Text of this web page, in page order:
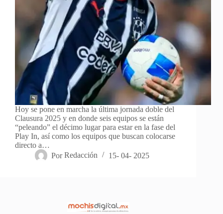
Hoy se pone en marcha la última jornada doble del
Clausura 2025 y en donde seis equipos se están
“peleando” el décimo lugar para estar en la fase del
Play In, así como los equipos que buscan colocarse
directo a…
Por Redacción 15- 04- 2025